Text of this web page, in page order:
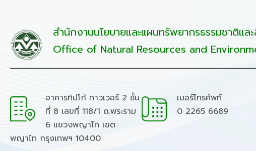
สำนักงานนโยบายและแผนทรัพยากรธรรมชาติแล
Office of Natural Resources and
อาคารทิปโก้ ทาวเวอร์ 2 ชั้น
ที่ 8 เลขที่ 118/1 ถ.พระราม
6 แขวงพญาไท เขต
พญาไท กรุงเทพฯ 10400
เบอร์โทรศัพท์
0 2265 6689